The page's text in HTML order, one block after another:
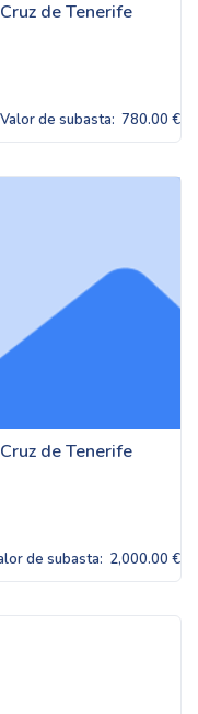
de Tenerife
Valor de subasta: 780.00 €
de Tenerife
de subasta: 2,000.00 €